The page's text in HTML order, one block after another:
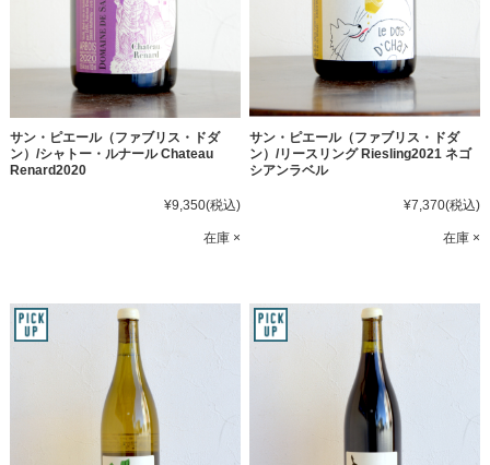
サン・ピエール（ファブリス・ドダ
ン）/シャトー・ルナール Chateau
Renard2020
¥9,350(税込)
在庫 ×
サン・ピエール（ファブリス・ドダ
ン）/リースリング Riesling2021 ネゴ
シアンラベル
¥7,370(税込)
在庫 ×